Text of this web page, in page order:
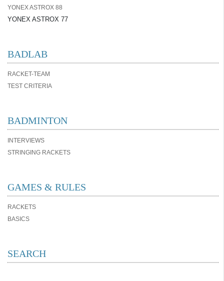
YONEX ASTROX 88
YONEX ASTROX 77
BADLAB
RACKET-TEAM
TEST CRITERIA
BADMINTON
INTERVIEWS
STRINGING RACKETS
GAMES & RULES
RACKETS
BASICS
SEARCH